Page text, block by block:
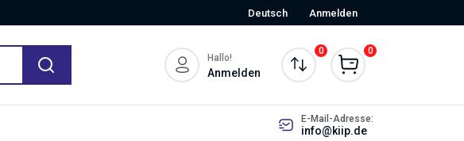
Deutsch Anmelden
Hallo!
Anmelden
0 0
E-Mail-Adresse:
info@kiip.de